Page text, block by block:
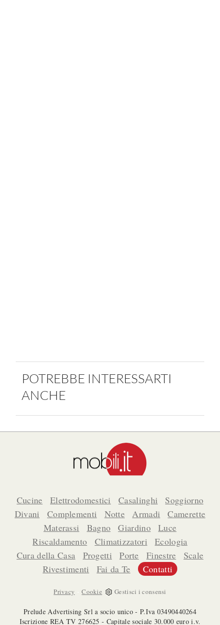
POTREBBE INTERESSARTI
ANCHE
Cucine Elettrodomestici Casalinghi
Soggiorno
Divani
Complementi Notte Armadi
Camerette
Materassi
Bagno Giardino
Luce
Riscaldamento
Climatizzatori
Ecologia
Cura della Casa
Progetti Porte Finestre
Scale
Rivestimenti
Fai da Te Contatti
Privacy -Cookie Gestisci i consensi
Prelude Advertising Srl a socio unico - P.Iva 03490440264
Iscrizione REA TV 276625 - Capitale sociale 30.000 euro i.v.